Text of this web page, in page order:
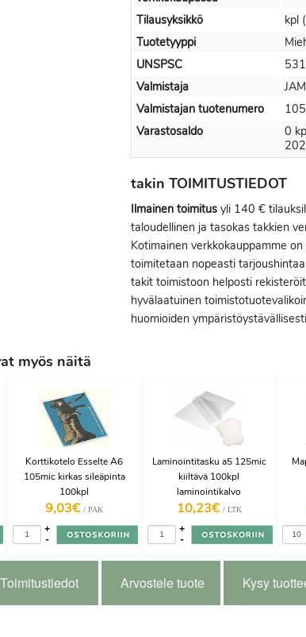
Tilausyksikkö
kpl
Tuotetyyppi
UNSPSC
Valmistaja
Valmistajan tuotenumero
Varastosaldo
0
takin TOIMITUSTIEDOT
Ilmainen toimitus yli 140 €
taloudellinen ja tasokas takkien
Kotimainen verkkokauppamme on
toimitetaan nopeasti
takit toimistoon helposti
hyvälaatuinen
huomioiden
myös näitä
Korttikotelo Esselte A6
105mic kirkas sileäpinta
100kpl
9,03€ / PAK
-
+
Laminointitasku a5 125mic
kiiltävä 100kpl
laminointikalvo
10,23€ / LTK
-
+
Toimitustiedot Arvostele tuote Kysy